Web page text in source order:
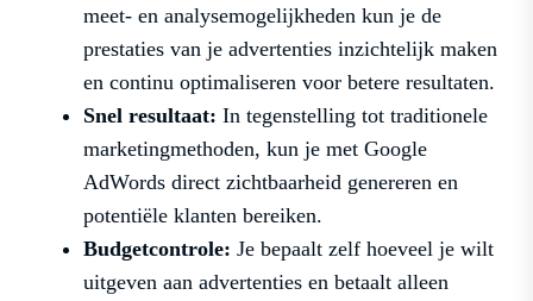
meet- en analysemogelijkheden kun je de
prestaties van je advertenties inzichtelijk maken
en continu optimaliseren voor betere resultaten.
Snel resultaat: In tegenstelling tot traditionele
marketingmethoden, kun je met Google
AdWords direct zichtbaarheid genereren en
potentiële klanten bereiken.
Budgetcontrole: Je bepaalt zelf hoeveel je wilt
uitgeven aan advertenties en betaalt alleen